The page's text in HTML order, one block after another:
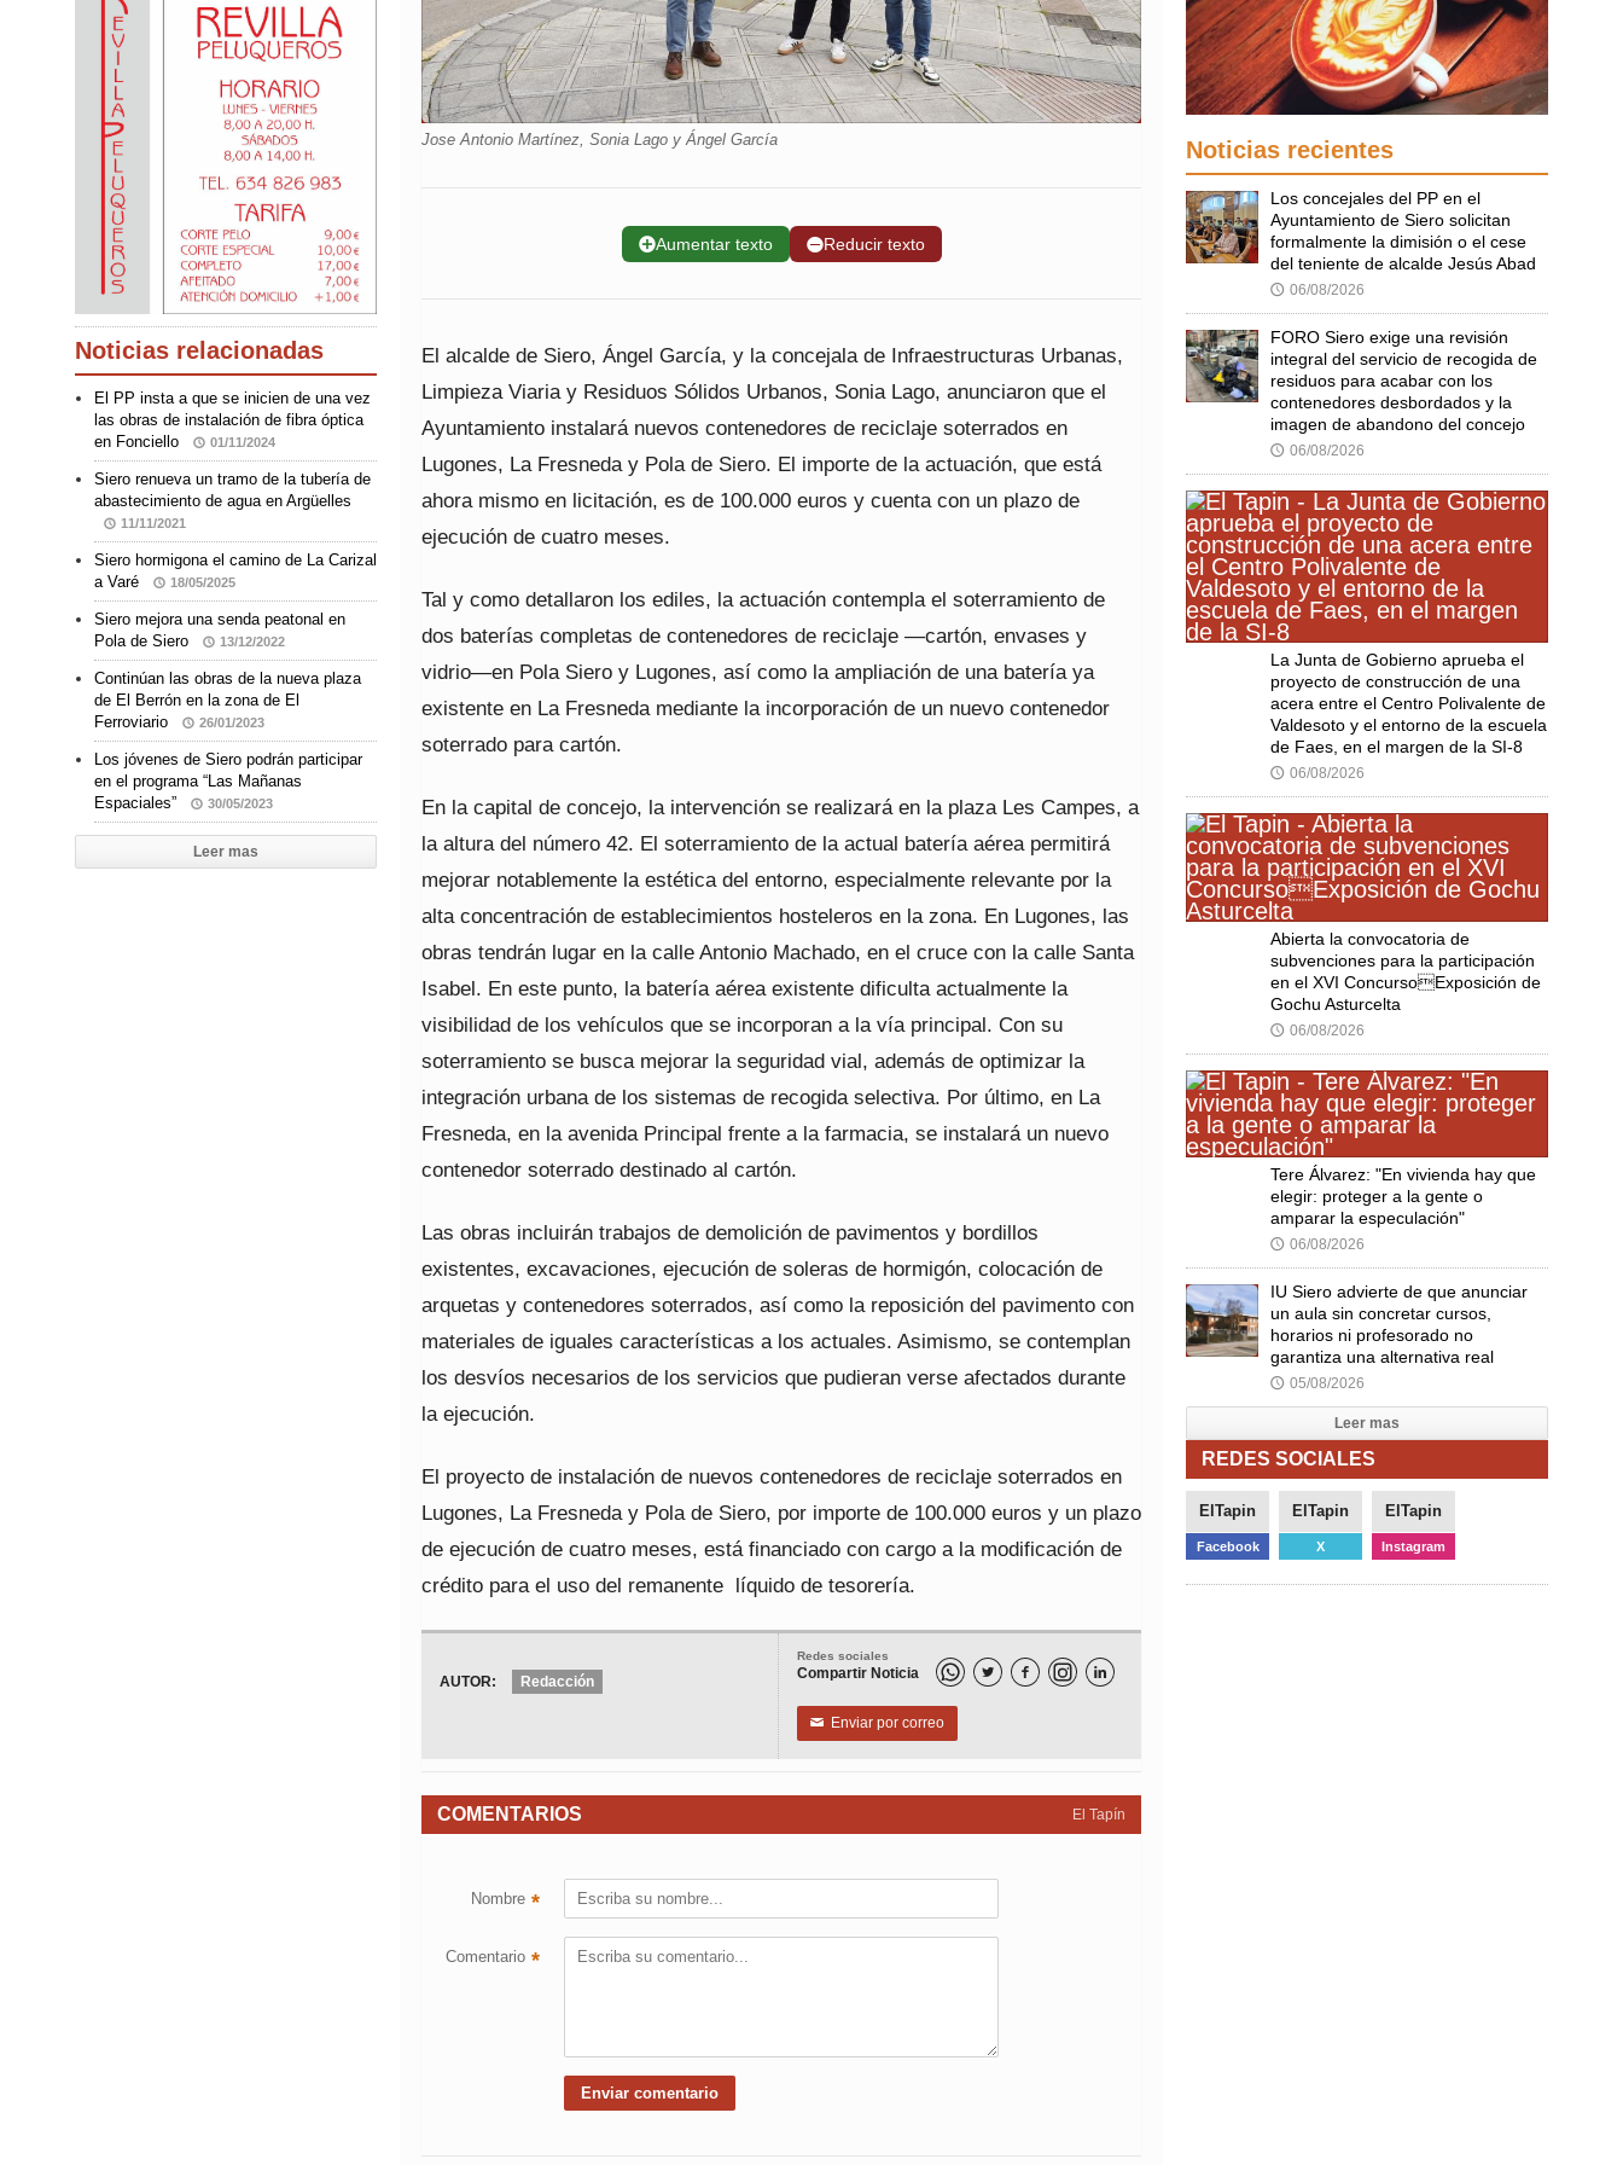
Jose Antonio Martínez, Sonia Lago y Ángel García
➕Aumentar texto ➖Reducir texto
El alcalde de Siero, Ángel García, y la concejala de Infraestructuras Urbanas,
Limpieza Viaria y Residuos Sólidos Urbanos, Sonia Lago, anunciaron que el
Ayuntamiento instalará nuevos contenedores de reciclaje soterrados en
Lugones, La Fresneda y Pola de Siero. El importe de la actuación, que está
ahora mismo en licitación, es de 100.000 euros y cuenta con un plazo de
ejecución de cuatro meses.
Tal y como detallaron los ediles, la actuación contempla el soterramiento de
dos baterías completas de contenedores de reciclaje —cartón, envases y
vidrio—en Pola Siero y Lugones, así como la ampliación de una batería ya
existente en La Fresneda mediante la incorporación de un nuevo contenedor
soterrado para cartón.
En la capital de concejo, la intervención se realizará en la plaza Les Campes, a
la altura del número 42. El soterramiento de la actual batería aérea permitirá
mejorar notablemente la estética del entorno, especialmente relevante por la
alta concentración de establecimientos hosteleros en la zona. En Lugones, las
obras tendrán lugar en la calle Antonio Machado, en el cruce con la calle Santa
Isabel. En este punto, la batería aérea existente dificulta actualmente la
visibilidad de los vehículos que se incorporan a la vía principal. Con su
soterramiento se busca mejorar la seguridad vial, además de optimizar la
integración urbana de los sistemas de recogida selectiva. Por último, en La
Fresneda, en la avenida Principal frente a la farmacia, se instalará un nuevo
contenedor soterrado destinado al cartón.
Las obras incluirán trabajos de demolición de pavimentos y bordillos
existentes, excavaciones, ejecución de soleras de hormigón, colocación de
arquetas y contenedores soterrados, así como la reposición del pavimento con
materiales de iguales características a los actuales. Asimismo, se contemplan
los desvíos necesarios de los servicios que pudieran verse afectados durante
la ejecución.
El proyecto de instalación de nuevos contenedores de reciclaje soterrados en
Lugones, La Fresneda y Pola de Siero, por importe de 100.000 euros y un plazo
de ejecución de cuatro meses, está financiado con cargo a la modificación de
crédito para el uso del remanente líquido de tesorería.
Redes sociales
Compartir Noticia   
✉ Enviar por correo
AUTOR: Redacción
El Tapín
COMENTARIOS
Nombre *
Comentario *
Noticias relacionadas
El PP insta a que se inicien de una vez
las obras de instalación de fibra óptica
en Fonciello
01/11/2024
Siero renueva un tramo de la tubería de
abastecimiento de agua en Argüelles
11/11/2021
Siero hormigona el camino de La Carizal
a Varé
18/05/2025
Siero mejora una senda peatonal en
Pola de Siero
13/12/2022
Continúan las obras de la nueva plaza
de El Berrón en la zona de El
Ferroviario
26/01/2023
Los jóvenes de Siero podrán participar
en el programa “Las Mañanas
Espaciales”
30/05/2023
Leer mas
Noticias recientes
Los concejales del PP en el
Ayuntamiento de Siero solicitan
formalmente la dimisión o el cese
del teniente de alcalde Jesús Abad
🕔 06/08/2026
FORO Siero exige una revisión
integral del servicio de recogida de
residuos para acabar con los
contenedores desbordados y la
imagen de abandono del concejo
🕔 06/08/2026
La Junta de Gobierno aprueba el
proyecto de construcción de una
acera entre el Centro Polivalente de
Valdesoto y el entorno de la escuela
de Faes, en el margen de la SI-8
🕔 06/08/2026
Abierta la convocatoria de
subvenciones para la participación
en el XVI ConcursoExposición de
Gochu Asturcelta
🕔 06/08/2026
Tere Álvarez: "En vivienda hay que
elegir: proteger a la gente o
amparar la especulación"
🕔 06/08/2026
IU Siero advierte de que anunciar
un aula sin concretar cursos,
horarios ni profesorado no
garantiza una alternativa real
🕔 05/08/2026
Leer mas
REDES SOCIALES
ElTapin
Facebook
ElTapin
X
ElTapin
Instagram